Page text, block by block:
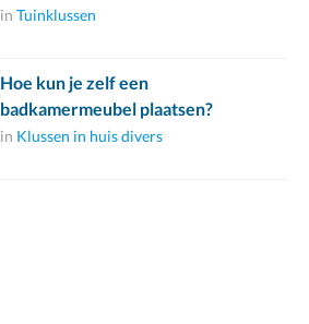
in Tuinklussen
Hoe kun je zelf een
badkamermeubel plaatsen?
in Klussen in huis divers